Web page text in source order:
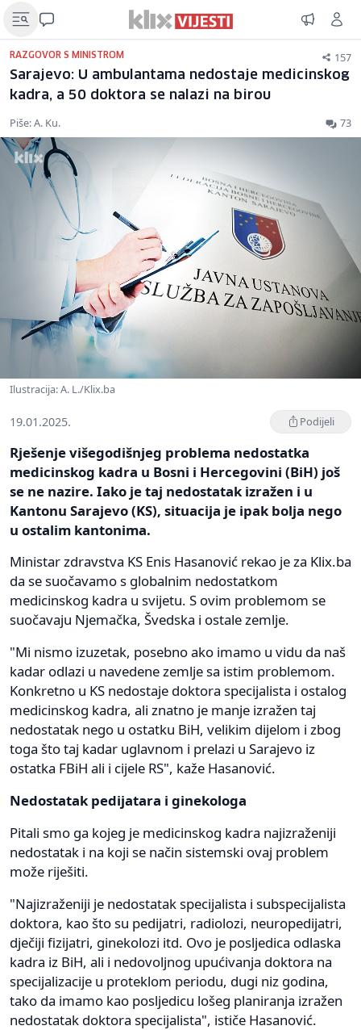
RAZGOVOR S MINISTROM 157
Sarajevo: U ambulantama nedostaje medicinskog
kadra, a 50 doktora se nalazi na birou
Piše: A. Ku. 73
Ilustracija: A. L./Klix.ba
19.01.2025. Podijeli
Rješenje višegodišnjeg problema nedostatka
medicinskog kadra u Bosni i Hercegovini (BiH) još
se ne nazire. Iako je taj nedostatak izražen i u
Kantonu Sarajevo (KS), situacija je ipak bolja nego
u ostalim kantonima.
Ministar zdravstva KS Enis Hasanović rekao je za Klix.ba
da se suočavamo s globalnim nedostatkom
medicinskog kadra u svijetu. S ovim problemom se
suočavaju Njemačka, Švedska i ostale zemlje.
"Mi nismo izuzetak, posebno ako imamo u vidu da naš
kadar odlazi u navedene zemlje sa istim problemom.
Konkretno u KS nedostaje doktora specijalista i ostalog
medicinskog kadra, ali znatno je manje izražen taj
nedostatak nego u ostatku BiH, velikim dijelom i zbog
toga što taj kadar uglavnom i prelazi u Sarajevo iz
ostatka FBiH ali i cijele RS", kaže Hasanović.
Nedostatak pedijatara i ginekologa
Pitali smo ga kojeg je medicinskog kadra najizraženiji
nedostatak i na koji se način sistemski ovaj problem
može riješiti.
"Najizraženiji je nedostatak specijalista i subspecijalista
doktora, kao što su pedijatri, radiolozi, neuropedijatri,
dječiji fizijatri, ginekolozi itd. Ovo je posljedica odlaska
kadra iz BiH, ali i nedovoljnog upućivanja doktora na
specijalizacije u proteklom periodu, dugi niz godina,
tako da imamo kao posljedicu lošeg planiranja izražen
nedostatak doktora specijalista", ističe Hasanović.